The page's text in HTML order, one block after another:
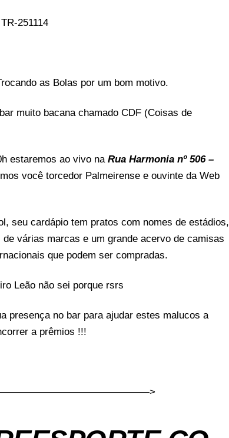
as Bolas por um bom motivo.
muito bacana chamado CDF (Coisas de
estaremos ao vivo na Rua Harmonia nº 506 –
você torcedor Palmeirense e ouvinte da Web
seu cardápio tem pratos com nomes de estádios,
várias marcas e um grande acervo de camisas
que podem ser compradas.
Leão não sei porque rsrs
presença no bar para ajudar estes malucos a
a prêmios !!!